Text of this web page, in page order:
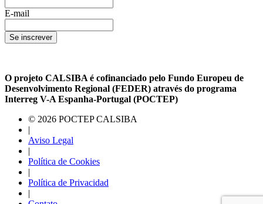
E-mail
Se inscrever
O projeto CALSIBA é cofinanciado pelo Fundo Europeu de
Desenvolvimento Regional (FEDER) através do programa
Interreg V-A Espanha-Portugal (POCTEP)
© 2026 POCTEP CALSIBA
|
Aviso Legal
|
Política de Cookies
|
Política de Privacidad
|